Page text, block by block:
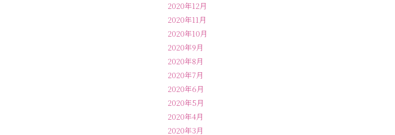
2020年12月
2020年11月
2020年10月
2020年9月
2020年8月
2020年7月
2020年6月
2020年5月
2020年4月
2020年3月